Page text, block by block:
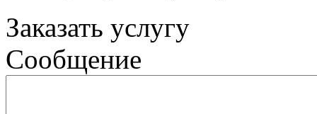
Заказать услугу
Сообщение